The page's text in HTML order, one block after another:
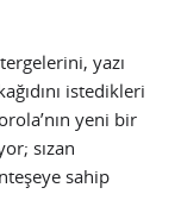
yazı
istedikleri
yeni bir
sızan
sahip